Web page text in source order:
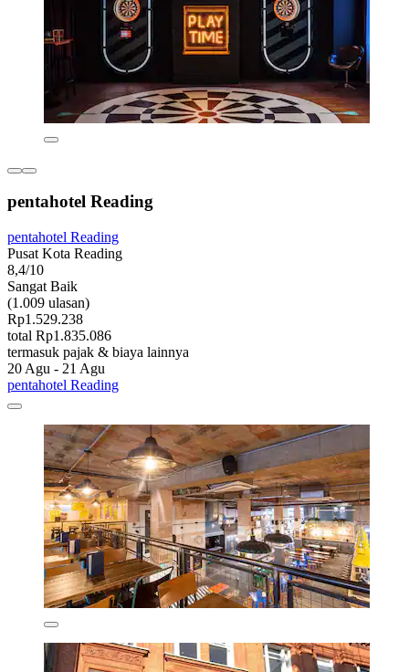
pentahotel Reading
pentahotel Reading
Pusat Kota Reading
8,4/10
Sangat Baik
(1.009 ulasan)
Rp1.529.238
total Rp1.835.086
termasuk pajak & biaya lainnya
20 Agu - 21 Agu
pentahotel Reading